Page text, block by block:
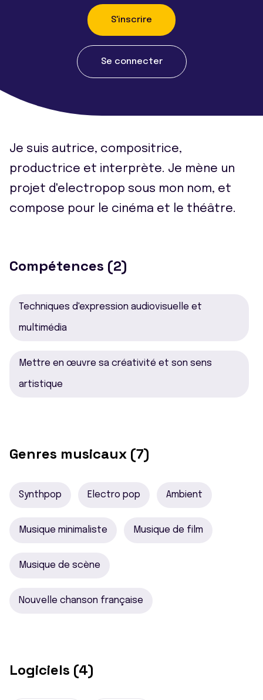
S'inscrire
Se connecter
Je suis autrice, compositrice,
productrice et interprète. Je mène un
projet d'electropop sous mon nom, et
compose pour le cinéma et le théâtre.
Compétences (2)
Techniques d'expression audiovisuelle et
multimédia
Mettre en œuvre sa créativité et son sens
artistique
Genres musicaux (7)
Synthpop Electro pop Ambient
Musique minimaliste Musique de film
Musique de scène
Nouvelle chanson française
Logiciels (4)